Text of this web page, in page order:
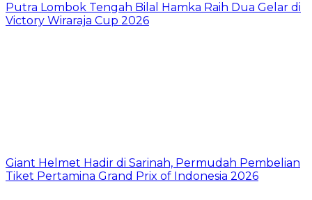
Putra Lombok Tengah Bilal Hamka Raih Dua Gelar di
Victory Wiraraja Cup 2026
Giant Helmet Hadir di Sarinah, Permudah Pembelian
Tiket Pertamina Grand Prix of Indonesia 2026